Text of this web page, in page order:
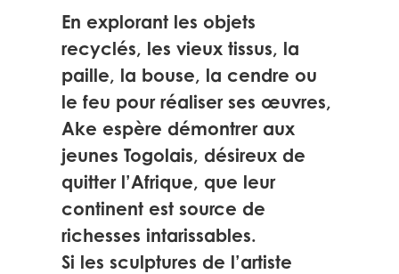
En explorant les objets
recyclés, les vieux tissus, la
paille, la bouse, la cendre ou
le feu pour réaliser ses œuvres,
Ake espère démontrer aux
jeunes Togolais, désireux de
quitter l’Afrique, que leur
continent est source de
richesses intarissables.
Si les sculptures de l’artiste